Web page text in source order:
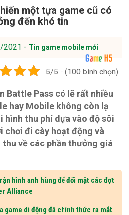
một tựa game cũ có
đến khó tin
2021 - Tin game mobile mới
5/5 - (100 bình chọn)
Battle Pass có lẽ rất nhiều
hay Mobile không còn lạ
hình thu phí dựa vào độ sôi
chơi đi cày hoạt động và
về các phần thưởng giá
hình anh hùng để đối mặt các đợt
Alliance
game di động đã chính thức ra mắt